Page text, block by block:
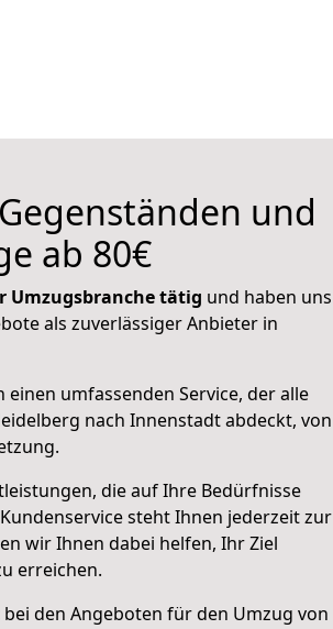
und
ab 80€
Umzugsbranche tätig und haben uns
als zuverlässiger Anbieter in
einen umfassenden Service, der alle
nach Innenstadt abdeckt, von
die auf Ihre Bedürfnisse
steht Ihnen jederzeit zur
wir Ihnen dabei helfen, Ihr Ziel
erreichen.
bei den Angeboten für den Umzug von